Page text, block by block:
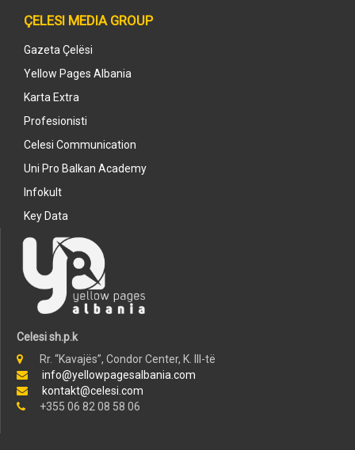
ÇELESI MEDIA GROUP
Gazeta Çelësi
Yellow Pages Albania
Karta Extra
Profesionisti
Celesi Communication
Uni Pro Balkan Academy
Infokult
Key Data
Celesi sh.p.k
Rr. “Kavajës”, Condor Center, K. III-të
info@yellowpagesalbania.com
kontakt@celesi.com
+355 06 82 08 58 06